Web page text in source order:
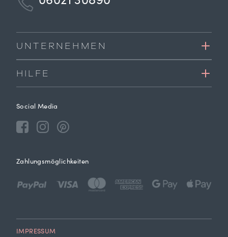
UNTERNEHMEN
HILFE
Social Media
Zahlungsmöglichkeiten
IMPRESSUM